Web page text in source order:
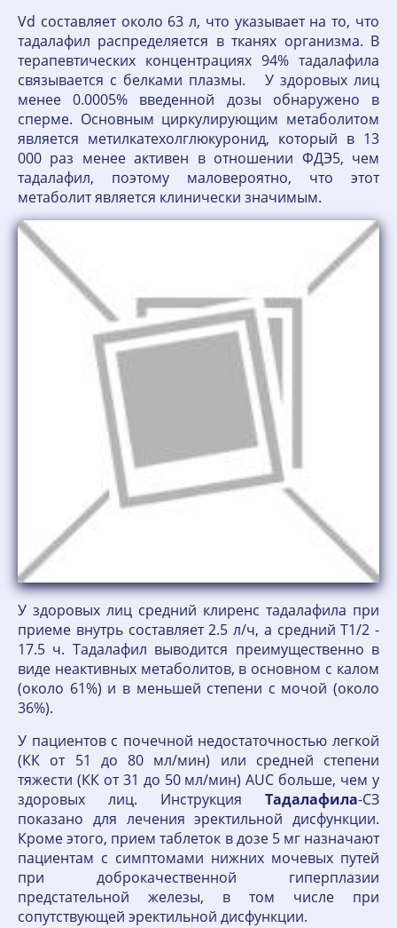
Vd составляет около 63 л, что указывает на то, что
тадалафил распределяется в тканях организма. В
терапевтических концентрациях 94% тадалафила
связывается с белками плазмы. У здоровых лиц
менее 0.0005% введенной дозы обнаружено в
сперме. Основным циркулирующим метаболитом
является метилкатехолглюкуронид, который в 13
000 раз менее активен в отношении ФДЭ5, чем
тадалафил, поэтому маловероятно, что этот
метаболит является клинически значимым.
У здоровых лиц средний клиренс тадалафила при
приеме внутрь составляет 2.5 л/ч, а средний T1/2 -
17.5 ч. Тадалафил выводится преимущественно в
виде неактивных метаболитов, в основном с калом
(около 61%) и в меньшей степени с мочой (около
36%).
У пациентов с почечной недостаточностью легкой
(КК от 51 до 80 мл/мин) или средней степени
тяжести (КК от 31 до 50 мл/мин) AUC больше, чем у
здоровых лиц. Инструкция Тадалафила-СЗ
показано для лечения эректильной дисфункции.
Кроме этого, прием таблеток в дозе 5 мг назначают
пациентам с симптомами нижних мочевых путей
при доброкачественной гиперплазии
предстательной железы, в том числе при
сопутствующей эректильной дисфункции.